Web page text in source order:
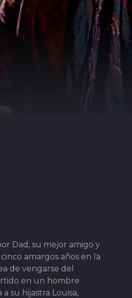
Dad, su mejor amigo y
amargos años en la
de vengarse del
en un hombre
su hijastra Louisa,